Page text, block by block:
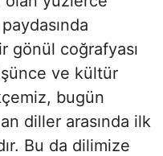
gönül coğrafyası
ve kültür
bugün
diller arasında ilk
Bu da dilimize